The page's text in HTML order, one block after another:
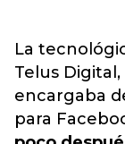
La
Telus
encargaba
para